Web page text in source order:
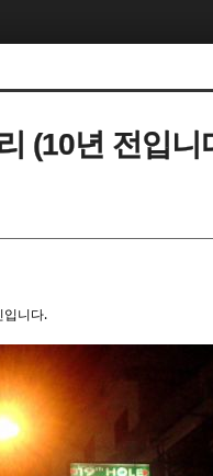
(10년 전입니
입니다.